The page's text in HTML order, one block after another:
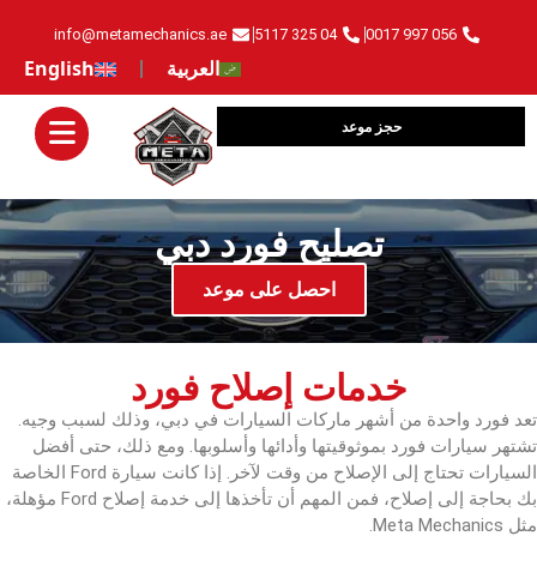
056 997 0017
04 325 5117
info@metamechanics.ae
العربية English
حجز موعد
تصليح فورد دبي
‏احصل على موعد‏
خدمات إصلاح فورد
تعد فورد واحدة من أشهر ماركات السيارات في دبي، وذلك لسبب وجيه.
تشتهر سيارات فورد بموثوقيتها وأدائها وأسلوبها. ومع ذلك، حتى أفضل
السيارات تحتاج إلى الإصلاح من وقت لآخر. إذا كانت سيارة Ford الخاصة
بك بحاجة إلى إصلاح، فمن المهم أن تأخذها إلى خدمة إصلاح Ford مؤهلة،
مثل Meta Mechanics.